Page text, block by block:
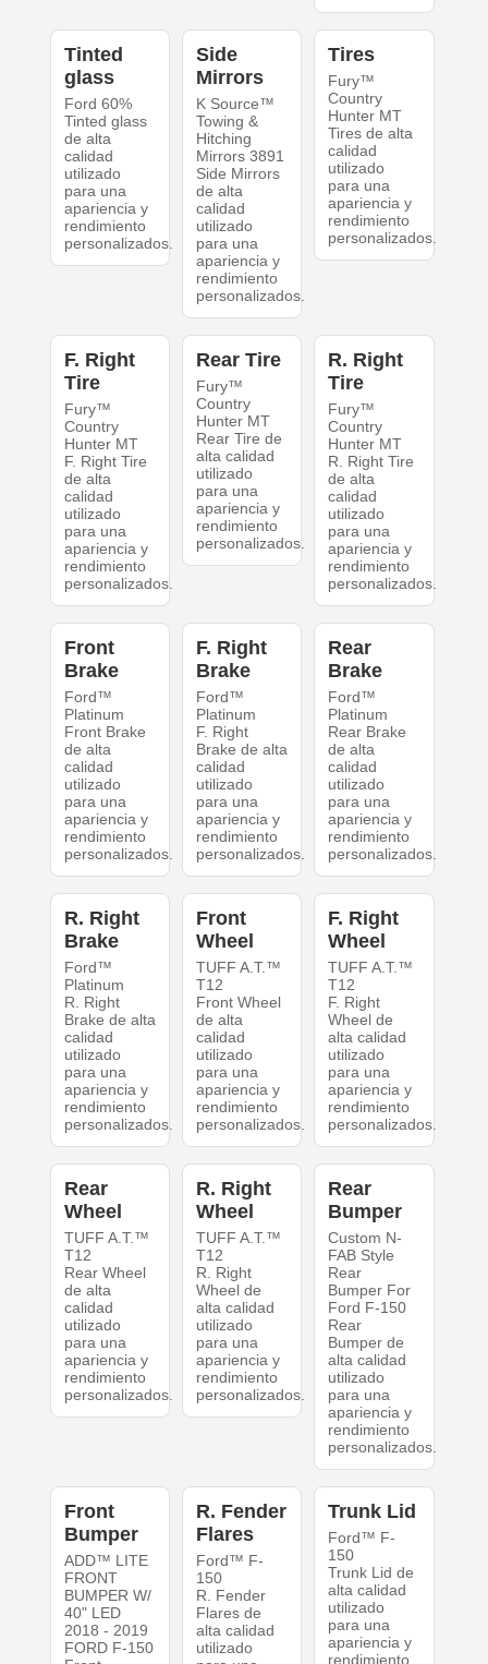
Tinted
glass
Ford 60%
Tinted glass
de alta
calidad
utilizado
para una
apariencia y
rendimiento
personalizados.
Side
Mirrors
K Source™
Towing &
Hitching
Mirrors 3891
Side Mirrors
de alta
calidad
utilizado
para una
apariencia y
rendimiento
personalizados.
Tires
Fury™
Country
Hunter MT
Tires de alta
calidad
utilizado
para una
apariencia y
rendimiento
personalizados.
F. Right
Tire
Fury™
Country
Hunter MT
F. Right Tire
de alta
calidad
utilizado
para una
apariencia y
rendimiento
personalizados.
Rear Tire
Fury™
Country
Hunter MT
Rear Tire de
alta calidad
utilizado
para una
apariencia y
rendimiento
personalizados.
R. Right
Tire
Fury™
Country
Hunter MT
R. Right Tire
de alta
calidad
utilizado
para una
apariencia y
rendimiento
personalizados.
Front
Brake
Ford™
Platinum
Front Brake
de alta
calidad
utilizado
para una
apariencia y
rendimiento
personalizados.
F. Right
Brake
Ford™
Platinum
F. Right
Brake de alta
calidad
utilizado
para una
apariencia y
rendimiento
personalizados.
Rear
Brake
Ford™
Platinum
Rear Brake
de alta
calidad
utilizado
para una
apariencia y
rendimiento
personalizados.
R. Right
Brake
Ford™
Platinum
R. Right
Brake de alta
calidad
utilizado
para una
apariencia y
rendimiento
personalizados.
Front
Wheel
TUFF A.T.™
T12
Front Wheel
de alta
calidad
utilizado
para una
apariencia y
rendimiento
personalizados.
F. Right
Wheel
TUFF A.T.™
T12
F. Right
Wheel de
alta calidad
utilizado
para una
apariencia y
rendimiento
personalizados.
Rear
Wheel
TUFF A.T.™
T12
Rear Wheel
de alta
calidad
utilizado
para una
apariencia y
rendimiento
personalizados.
R. Right
Wheel
TUFF A.T.™
T12
R. Right
Wheel de
alta calidad
utilizado
para una
apariencia y
rendimiento
personalizados.
Rear
Bumper
Custom N-
FAB Style
Rear
Bumper For
Ford F-150
Rear
Bumper de
alta calidad
utilizado
para una
apariencia y
rendimiento
personalizados.
Front
Bumper
ADD™ LITE
FRONT
BUMPER W/
40" LED
2018 - 2019
FORD F-150
R. Fender
Flares
Ford™ F-
150
R. Fender
Flares de
alta calidad
utilizado
Trunk Lid
Ford™ F-
150
Trunk Lid de
alta calidad
utilizado
para una
apariencia y
rendimiento